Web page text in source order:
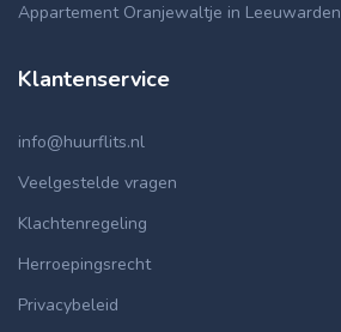
Appartement Oranjewaltje in Leeuwarden
Klantenservice
info@huurflits.nl
Veelgestelde vragen
Klachtenregeling
Herroepingsrecht
Privacybeleid